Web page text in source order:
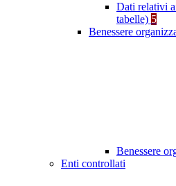
Dati relativi
tabelle) 5
Benessere
Benessere
Enti controllati